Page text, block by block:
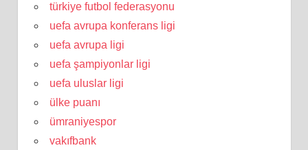
türkiye futbol federasyonu
uefa avrupa konferans ligi
uefa avrupa ligi
uefa şampiyonlar ligi
uefa uluslar ligi
ülke puanı
ümraniyespor
vakıfbank